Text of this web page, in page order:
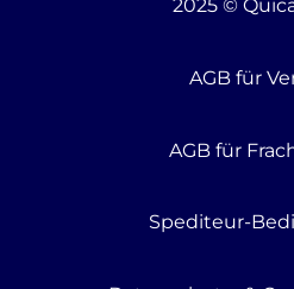
2025 ©
AGB für
AGB für
Spediteur-